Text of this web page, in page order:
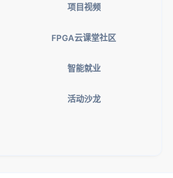
项目视频
FPGA云课堂社区
智能就业
活动沙龙